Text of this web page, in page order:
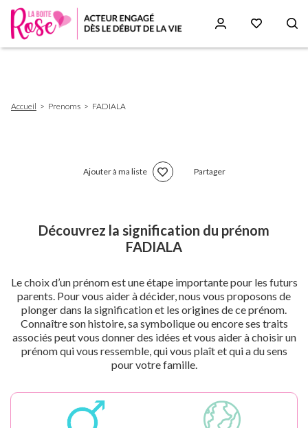
d'Ariane
Accueil Prenoms FADIALA
Ajouter à ma liste Partager
Découvrez la signification du prénom
FADIALA
Le choix d’un prénom est une étape importante pour les futurs
parents. Pour vous aider à décider, nous vous proposons de
plonger dans la signification et les origines de ce prénom.
Connaître son histoire, sa symbolique ou encore ses traits
associés peut vous donner des idées et vous aider à choisir un
prénom qui vous ressemble, qui vous plaît et qui a du sens
pour votre famille.